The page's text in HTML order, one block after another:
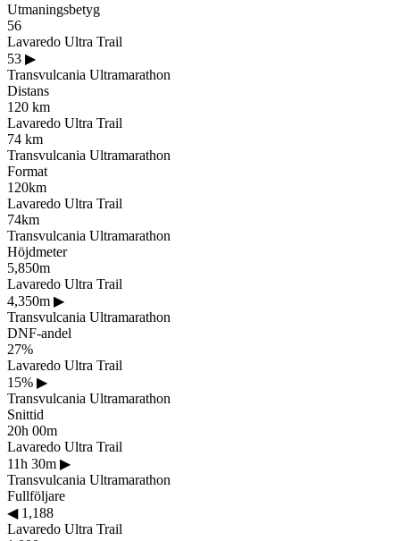
Utmaningsbetyg
56
Lavaredo Ultra Trail
53 ▶
Transvulcania Ultramarathon
Distans
120 km
Lavaredo Ultra Trail
74 km
Transvulcania Ultramarathon
Format
120km
Lavaredo Ultra Trail
74km
Transvulcania Ultramarathon
Höjdmeter
5,850m
Lavaredo Ultra Trail
4,350m ▶
Transvulcania Ultramarathon
DNF-andel
27%
Lavaredo Ultra Trail
15% ▶
Transvulcania Ultramarathon
Snittid
20h 00m
Lavaredo Ultra Trail
11h 30m ▶
Transvulcania Ultramarathon
Fullföljare
◀1,188
Lavaredo Ultra Trail